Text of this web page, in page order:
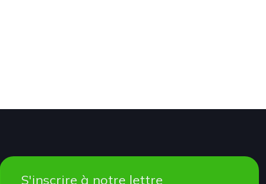
S'inscrire à notre lettre